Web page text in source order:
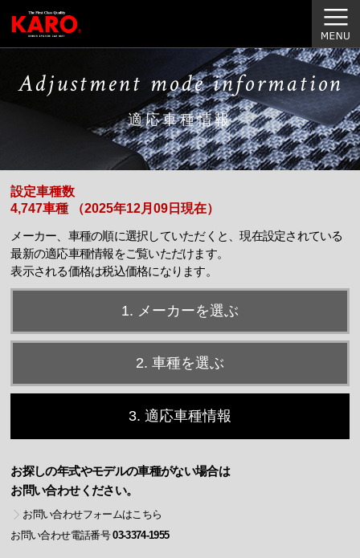
Adjustment mode information
適応車種情報
設定車種数
4,747車種 （2025年12月09日現在）
メーカー、車種の順に選択していただくと、現在設定されている
最新の適応車種情報をご覧いただけます。
表示される価格は税込価格になります。
1. メーカーを選ぶ
2. 車種を選ぶ
3. 適応車種情報
お探しの年式やモデルの車種がない場合は
お問い合わせください。
お問い合わせフォームはこちら
お問い合わせ電話番号03-3374-1955